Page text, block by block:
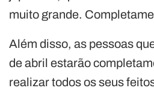
muito grande.
Além disso, as pessoas
de abril estarão
realizar todos os seus